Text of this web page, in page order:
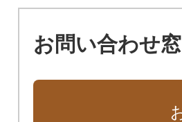
お問い合わせ